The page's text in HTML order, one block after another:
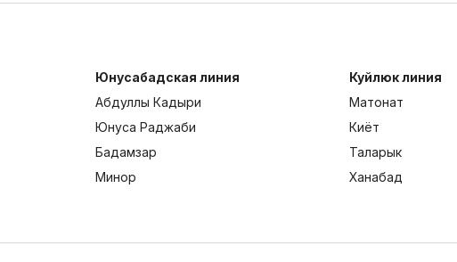
Юнусабадская линия
Абдуллы Кадыри
Юнуса Раджаби
Бадамзар
Минор
Куйлюк линия
Матонат
Киёт
Таларык
Ханабад